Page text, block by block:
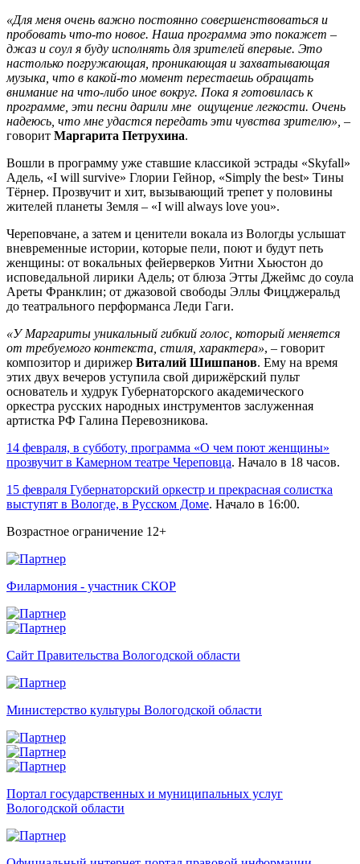
«Для меня очень важно постоянно совершенствоваться и
пробовать что-то новое. Наша программа это покажет –
джаз и соул я буду исполнять для зрителей впервые. Это
настолько погружающая, проникающая и захватывающая
музыка, что в какой-то момент перестаешь обращать
внимание на что-либо иное вокруг. Пока я готовилась к
программе, эти песни дарили мне ощущение легкости. Очень
надеюсь, что мне удастся передать эти чувства зрителю», –
говорит Маргарита Петрухина.
Вошли в программу уже ставшие классикой эстрады «Skyfall»
Адель, «I will survive» Глории Гейнор, «Simply the best» Тины
Тёрнер. Прозвучит и хит, вызывающий трепет у половины
жителей планеты Земля – «I will always love you».
Череповчане, а затем и ценители вокала из Вологды услышат
вневременные истории, которые пели, поют и будут петь
женщины: от вокальных фейерверков Уитни Хьюстон до
исповедальной лирики Адель; от блюза Этты Джеймс до соула
Ареты Франклин; от джазовой свободы Эллы Фицджеральд
до театрального перформанса Леди Гаги.
«У Маргариты уникальный гибкий голос, который меняется
от требуемого контекста, стиля, характера», – говорит
композитор и дирижер Виталий Шишпанов. Ему на время
этих двух вечеров уступила свой дирижёрский пульт
основатель и худрук Губернаторского академического
оркестра русских народных инструментов заслуженная
артистка РФ Галина Перевозникова.
14 февраля, в субботу, программа «О чем поют женщины»
прозвучит в Камерном театре Череповца. Начало в 18 часов.
15 февраля Губернаторский оркестр и прекрасная солистка
выступят в Вологде, в Русском Доме. Начало в 16:00.
Возрастное ограничение 12+
Филармония - участник СКОР
Сайт Правительства Вологодской области
Министерство культуры Вологодской области
Портал государственных и муниципальных услуг
Вологодской области